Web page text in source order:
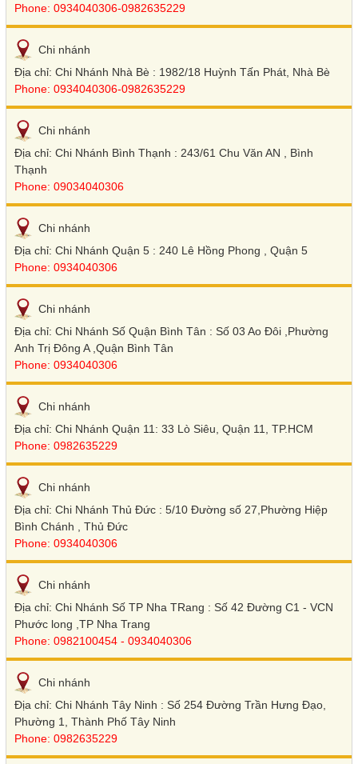
Phone: 0934040306-0982635229
Chi nhánh
Địa chỉ: Chi Nhánh Nhà Bè : 1982/18 Huỳnh Tấn Phát, Nhà Bè
Phone: 0934040306-0982635229
Chi nhánh
Địa chỉ: Chi Nhánh Bình Thạnh : 243/61 Chu Văn AN , Bình
Thạnh
Phone: 09034040306
Chi nhánh
Địa chỉ: Chi Nhánh Quận 5 : 240 Lê Hồng Phong , Quận 5
Phone: 0934040306
Chi nhánh
Địa chỉ: Chi Nhánh Số Quận Bình Tân : Số 03 Ao Đôi ,Phường
Anh Trị Đông A ,Quận Bình Tân
Phone: 0934040306
Chi nhánh
Địa chỉ: Chi Nhánh Quận 11: 33 Lò Siêu, Quận 11, TP.HCM
Phone: 0982635229
Chi nhánh
Địa chỉ: Chi Nhánh Thủ Đức : 5/10 Đường số 27,Phường Hiệp
Bình Chánh , Thủ Đức
Phone: 0934040306
Chi nhánh
Địa chỉ: Chi Nhánh Số TP Nha TRang : Số 42 Đường C1 - VCN
Phước long ,TP Nha Trang
Phone: 0982100454 - 0934040306
Chi nhánh
Địa chỉ: Chi Nhánh Tây Ninh : Số 254 Đường Trần Hưng Đạo,
Phường 1, Thành Phố Tây Ninh
Phone: 0982635229